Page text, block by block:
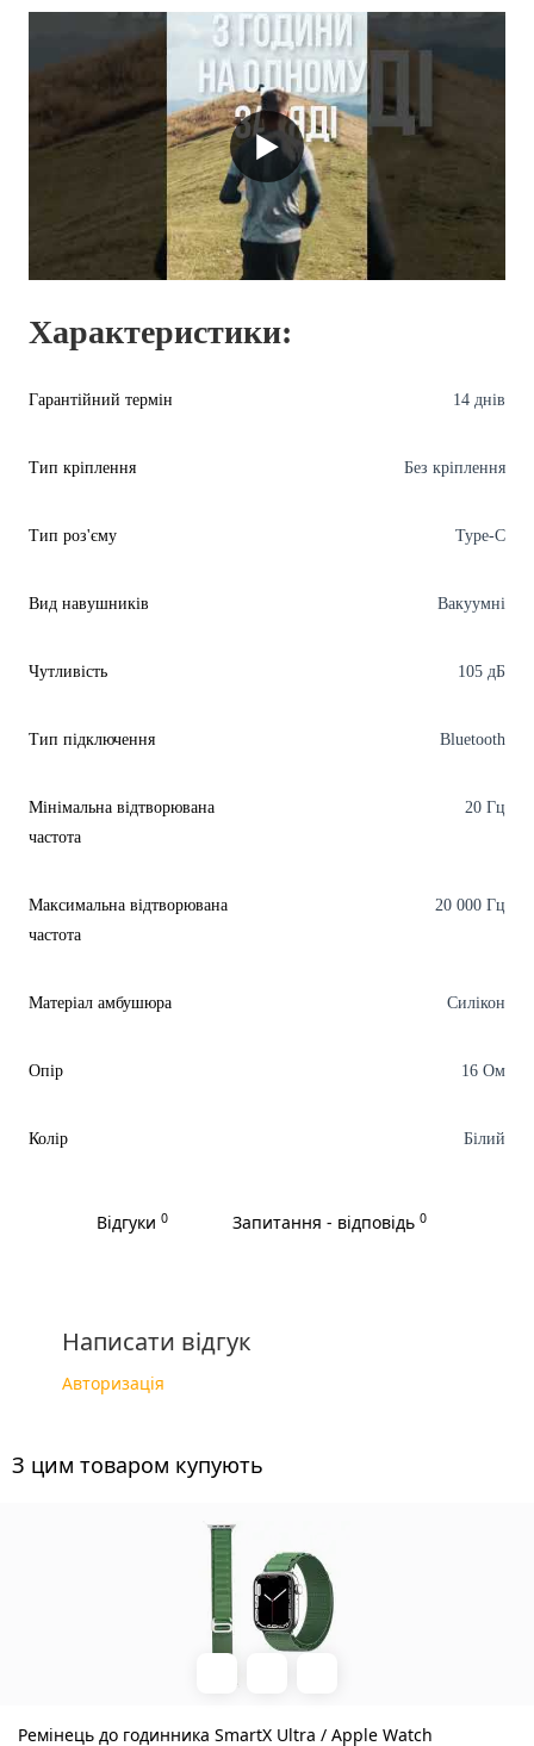
▶
Характеристики:
Гарантійний термін 14 днів
Тип кріплення Без кріплення
Тип роз'єму Type-C
Вид навушників Вакуумні
Чутливість 105 дБ
Тип підключення Bluetooth
Мінімальна відтворювана
частота
20 Гц
Максимальна відтворювана
частота
20 000 Гц
Матеріал амбушюра Силікон
Опір 16 Ом
Колір Білий
Відгуки 0 Запитання - відповідь 0
Написати відгук
Авторизація
З цим товаром купують
Ремінець до годинника SmartX Ultra / Apple Watch